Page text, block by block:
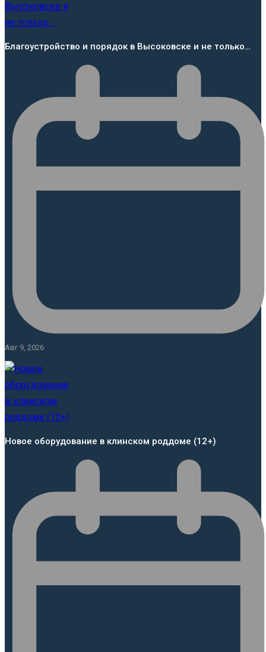
Благоустройство и порядок в Высоковске и не только…
Авг 9, 2026
Новое оборудование в клинском роддоме (12+)